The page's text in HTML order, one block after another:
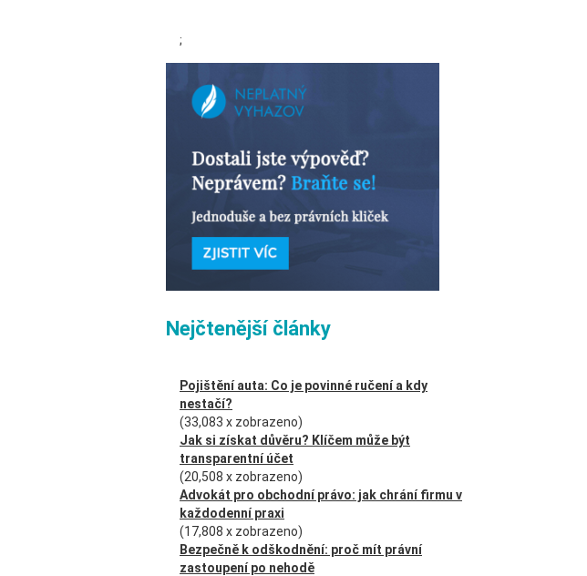
;
Nejčtenější články
Pojištění auta: Co je povinné ručení a kdy
nestačí?
(33,083 x zobrazeno)
Jak si získat důvěru? Klíčem může být
transparentní účet
(20,508 x zobrazeno)
Advokát pro obchodní právo: jak chrání firmu v
každodenní praxi
(17,808 x zobrazeno)
Bezpečně k odškodnění: proč mít právní
zastoupení po nehodě